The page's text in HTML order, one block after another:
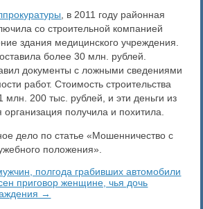
, в 2011 году районная
со строительной компанией
здания медицинского учреждения.
более 30 млн. рублей.
документы с ложными сведениями
работ. Стоимость строительства
200 тыс. рублей, и эти деньги из
получила и похитила.
дело по статье «Мошенничество с
положения».
полгода грабивших автомобили
приговор женщине, чья дочь
→